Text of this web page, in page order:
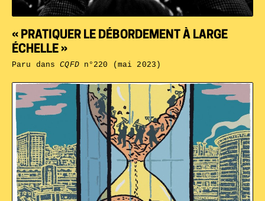
« PRATIQUER LE DÉBORDEMENT À LARGE
ÉCHELLE »
Paru dansCQFDn°220 (mai 2023)